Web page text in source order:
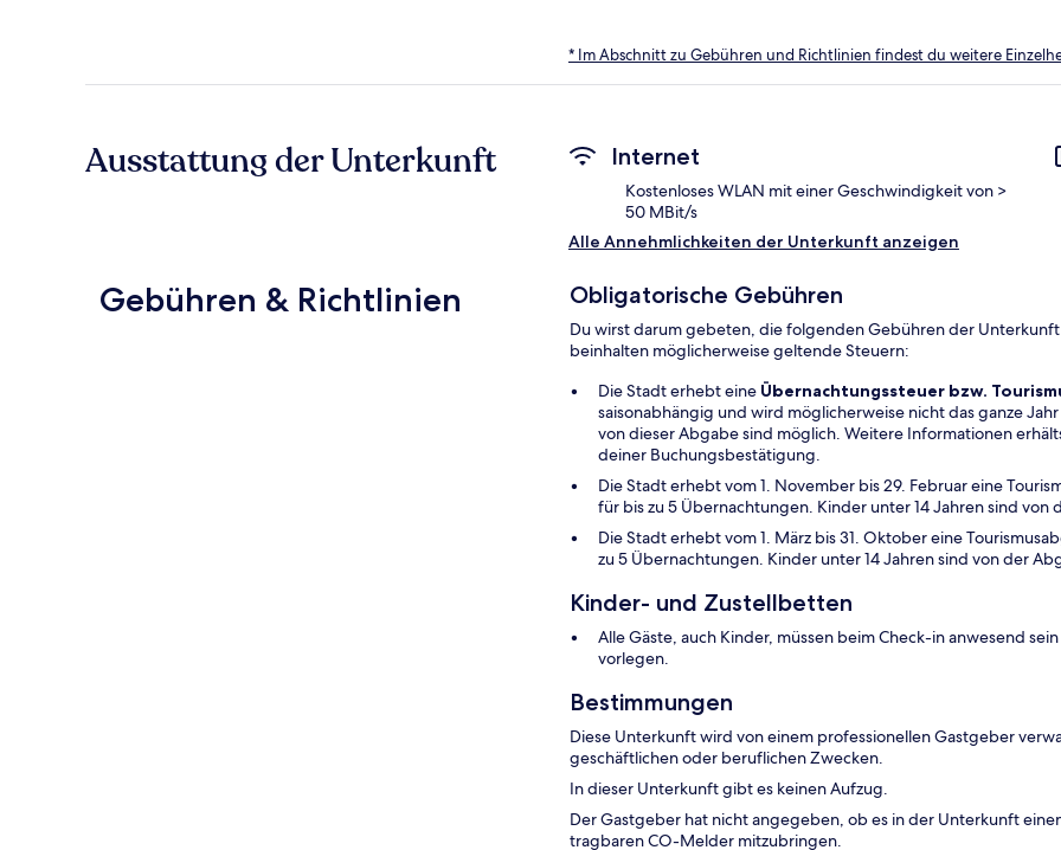
* Im Abschnitt zu Gebühren und Richtlinien findest du weitere
Ausstattung der Unterkunft Internet
Kostenloses WLAN mit einer Geschwindigkeit von >
50 MBit/s
Alle Annehmlichkeiten der Unterkunft anzeigen
Gebühren & Richtlinien Obligatorische Gebühren
Du wirst darum gebeten, die folgenden Gebühren der
beinhalten möglicherweise geltende Steuern:
Die Stadt erhebt eine Übernachtungssteuer bzw.
saisonabhängig und wird möglicherweise nicht das ganze
von dieser Abgabe sind möglich. Weitere Informationen
deiner Buchungsbestätigung.
Die Stadt erhebt vom 1. November bis 29. Februar eine
für bis zu 5 Übernachtungen. Kinder unter 14 Jahren sind von
Die Stadt erhebt vom 1. März bis 31. Oktober eine
zu 5 Übernachtungen. Kinder unter 14 Jahren sind von der
Kinder- und Zustellbetten
Alle Gäste, auch Kinder, müssen beim Check-in anwesend
vorlegen.
Bestimmungen
Diese Unterkunft wird von einem professionellen Gastgeber
geschäftlichen oder beruflichen Zwecken.
In dieser Unterkunft gibt es keinen Aufzug.
Der Gastgeber hat nicht angegeben, ob es in der Unterkunft
tragbaren CO-Melder mitzubringen.